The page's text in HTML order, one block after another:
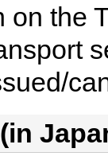
on the
(in